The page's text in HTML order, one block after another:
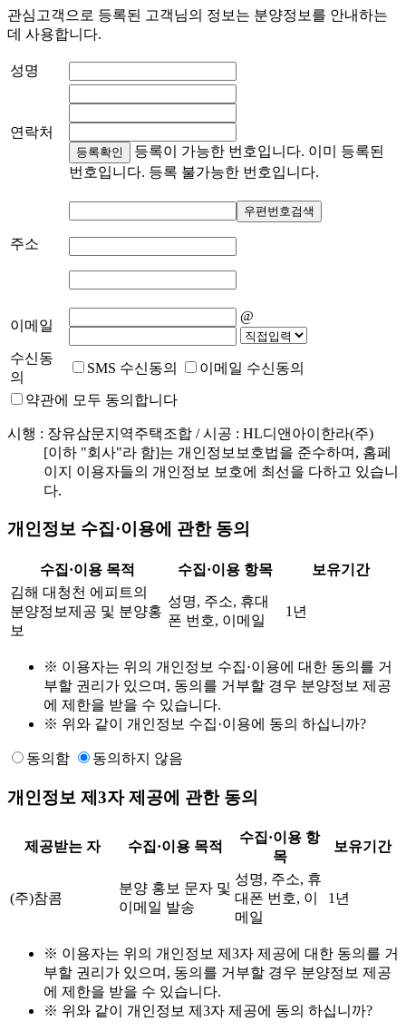
관심고객으로 등록된 고객님의 정보는 분양정보를 안내하는
데 사용합니다.
성명
연락처
등록이 가능한 번호입니다. 이미 등록된
번호입니다. 등록 불가능한 번호입니다.
주소
이메일
@
수신동
의
SMS 수신동의 이메일 수신동의
약관에 모두 동의합니다
시행 : 장유삼문지역주택조합 / 시공 : HL디앤아이한라(주)
[이하 "회사"라 함]는 개인정보보호법을 준수하며, 홈페
이지 이용자들의 개인정보 보호에 최선을 다하고 있습니
다.
개인정보 수집·이용에 관한 동의
수집·이용 목적 수집·이용 항목
보유기간
김해 대청천 에피트의
분양정보제공 및 분양홍
보
성명, 주소, 휴대
폰 번호, 이메일
1년
※ 이용자는 위의 개인정보 수집·이용에 대한 동의를 거
부할 권리가 있으며, 동의를 거부할 경우 분양정보 제공
에 제한을 받을 수 있습니다.
※ 위와 같이 개인정보 수집·이용에 동의 하십니까?
동의함 동의하지 않음
개인정보 제3자 제공에 관한 동의
제공받는 자 수집·이용 목적
수집·이용 항
목
보유기간
(주)참콤
분양 홍보 문자 및
이메일 발송
성명, 주소, 휴
대폰 번호, 이
메일
1년
※ 이용자는 위의 개인정보 제3자 제공에 대한 동의를 거
부할 권리가 있으며, 동의를 거부할 경우 분양정보 제공
에 제한을 받을 수 있습니다.
※ 위와 같이 개인정보 제3자 제공에 동의 하십니까?